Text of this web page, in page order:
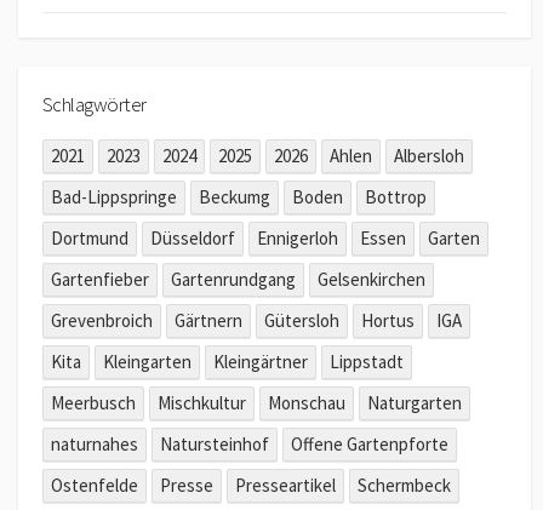
Schlagwörter
2021 2023 2024 2025 2026 Ahlen
Albersloh
Bad-Lippspringe
Beckumg Boden
Bottrop
Dortmund
Düsseldorf Ennigerloh Essen
Garten
Gartenfieber
Gartenrundgang
Gelsenkirchen
Grevenbroich
Gärtnern Gütersloh Hortus
IGA
Kita
Kleingarten Kleingärtner
Lippstadt
Meerbusch
Mischkultur Monschau
Naturgarten
naturnahes
Natursteinhof
Offene Gartenpforte
Ostenfelde
Presse Presseartikel Schermbeck